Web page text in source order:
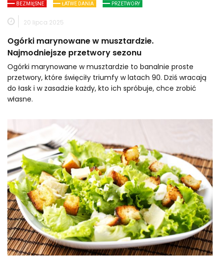
BEZMIĘSNE ŁATWE DANIA PRZETWORY
20 lipca 2025
Ogórki marynowane w musztardzie.
Najmodniejsze przetwory sezonu
Ogórki marynowane w musztardzie to banalnie proste
przetwory, które święciły triumfy w latach 90. Dziś wracają
do łask i w zasadzie każdy, kto ich spróbuje, chce zrobić
własne.